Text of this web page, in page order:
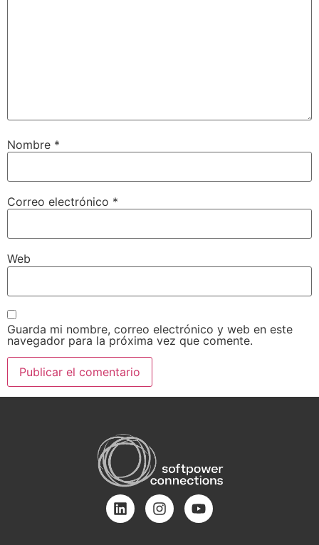
Nombre *
Correo electrónico *
Web
Guarda mi nombre, correo electrónico y web en este
navegador para la próxima vez que comente.